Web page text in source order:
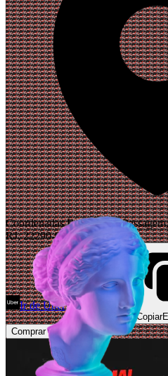
Coordenadas Bar, Rua da
RJ, 22290-030, Brasil
Ir de Uber Abrir Maps
Copiar
Comprar Ingressos